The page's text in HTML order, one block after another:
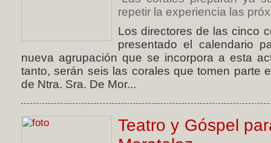
repetir la experiencia las
Los directores de las cinco
presentado el calendario
nueva agrupación que se incorpora a esta
tanto, serán seis las corales que tomen parte
de Ntra. Sra. De Mor...
Teatro y Góspel